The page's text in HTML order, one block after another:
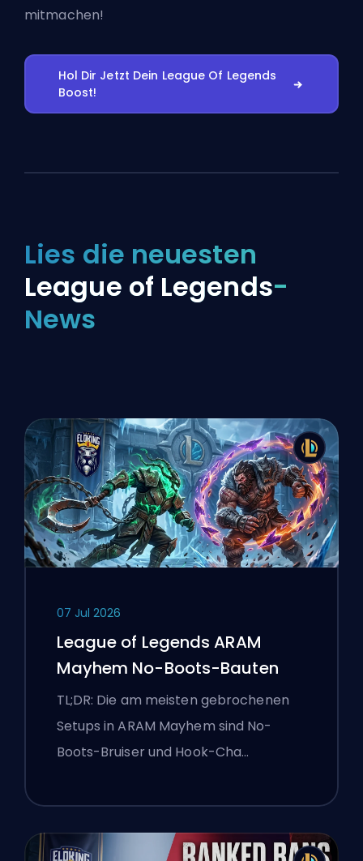
mitmachen!
Hol Dir Jetzt Dein League Of Legends
Boost!
Lies die neuesten
League of Legends-
News
07 Jul 2026
League of Legends ARAM
Mayhem No-Boots-Bauten
TL;DR: Die am meisten gebrochenen
Setups in ARAM Mayhem sind No-
Boots-Bruiser und Hook-Cha…